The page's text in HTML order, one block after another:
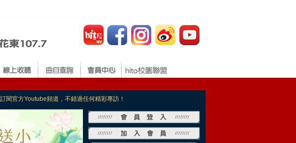
訂閱官方Youtube頻道，不錯過任何精彩專訪！